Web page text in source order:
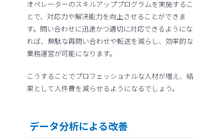
オペレーターのスキルアッププログラムを実施するこ
とで、対応力や解決能力を向上させることができま
す。問い合わせに迅速かつ適切に対応できるようにな
れば、無駄な再問い合わせや転送を減らし、効率的な
業務運営が可能になります。
こうすることでプロフェッショナルな人材が増え、結
果として人件費を減らせるようになるでしょう。
データ分析による改善